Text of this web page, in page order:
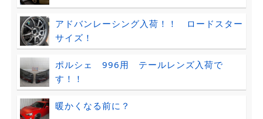
アドバンレーシング入荷！！ ロードスター
サイズ！
ポルシェ 996用 テールレンズ入荷で
す！！
暖かくなる前に？